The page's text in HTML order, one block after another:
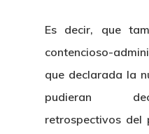
Es decir, que
contencioso-
que declarada la
pudieran
retrospectivos del